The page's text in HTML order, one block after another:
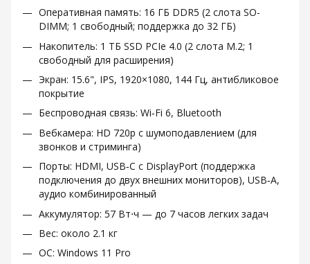
Оперативная память: 16 ГБ DDR5 (2 слота SO-
DIMM; 1 свободный; поддержка до 32 ГБ)
Накопитель: 1 ТБ SSD PCIe 4.0 (2 слота M.2; 1
свободный для расширения)
Экран: 15.6", IPS, 1920×1080, 144 Гц, антибликовое
покрытие
Беспроводная связь: Wi‑Fi 6, Bluetooth
Вебкамера: HD 720p с шумоподавлением (для
звонков и стриминга)
Порты: HDMI, USB‑C с DisplayPort (поддержка
подключения до двух внешних мониторов), USB‑A,
аудио комбинированный
Аккумулятор: 57 Вт⋅ч — до 7 часов легких задач
Вес: около 2.1 кг
ОС: Windows 11 Pro